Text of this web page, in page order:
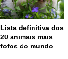
Lista definitiva dos
20 animais mais
fofos do mundo